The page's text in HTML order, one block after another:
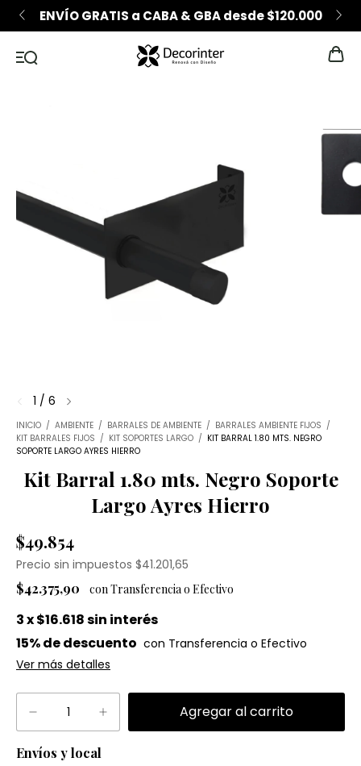
ENVÍO GRATIS a CABA & GBA desde $120.000
1 / 6
INICIO / AMBIENTE / BARRALES DE AMBIENTE / BARRALES AMBIENTE FIJOS /
KIT BARRALES FIJOS / KIT SOPORTES LARGO / KIT BARRAL 1.80 MTS. NEGRO
SOPORTE LARGO AYRES HIERRO
Kit Barral 1.80 mts. Negro Soporte
Largo Ayres Hierro
$49.854
Precio sin impuestos $41.201,65
$42.375,90
3x$16.618sin interés
15% de descuento
Ver más detalles
Envíos y local